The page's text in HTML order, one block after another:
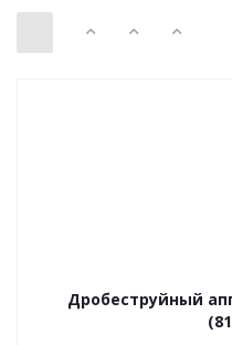
Дробеструйный